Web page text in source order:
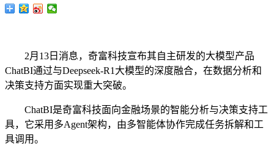
2月13日消息，奇富科技宣布其自主研发的大模型产品
ChatBI通过与Deepseek-R1大模型的深度融合，在数据分析和
决策支持方面实现重大突破。
ChatBI是奇富科技面向金融场景的智能分析与决策支持工
具，它采用多Agent架构，由多智能体协作完成任务拆解和工
具调用。